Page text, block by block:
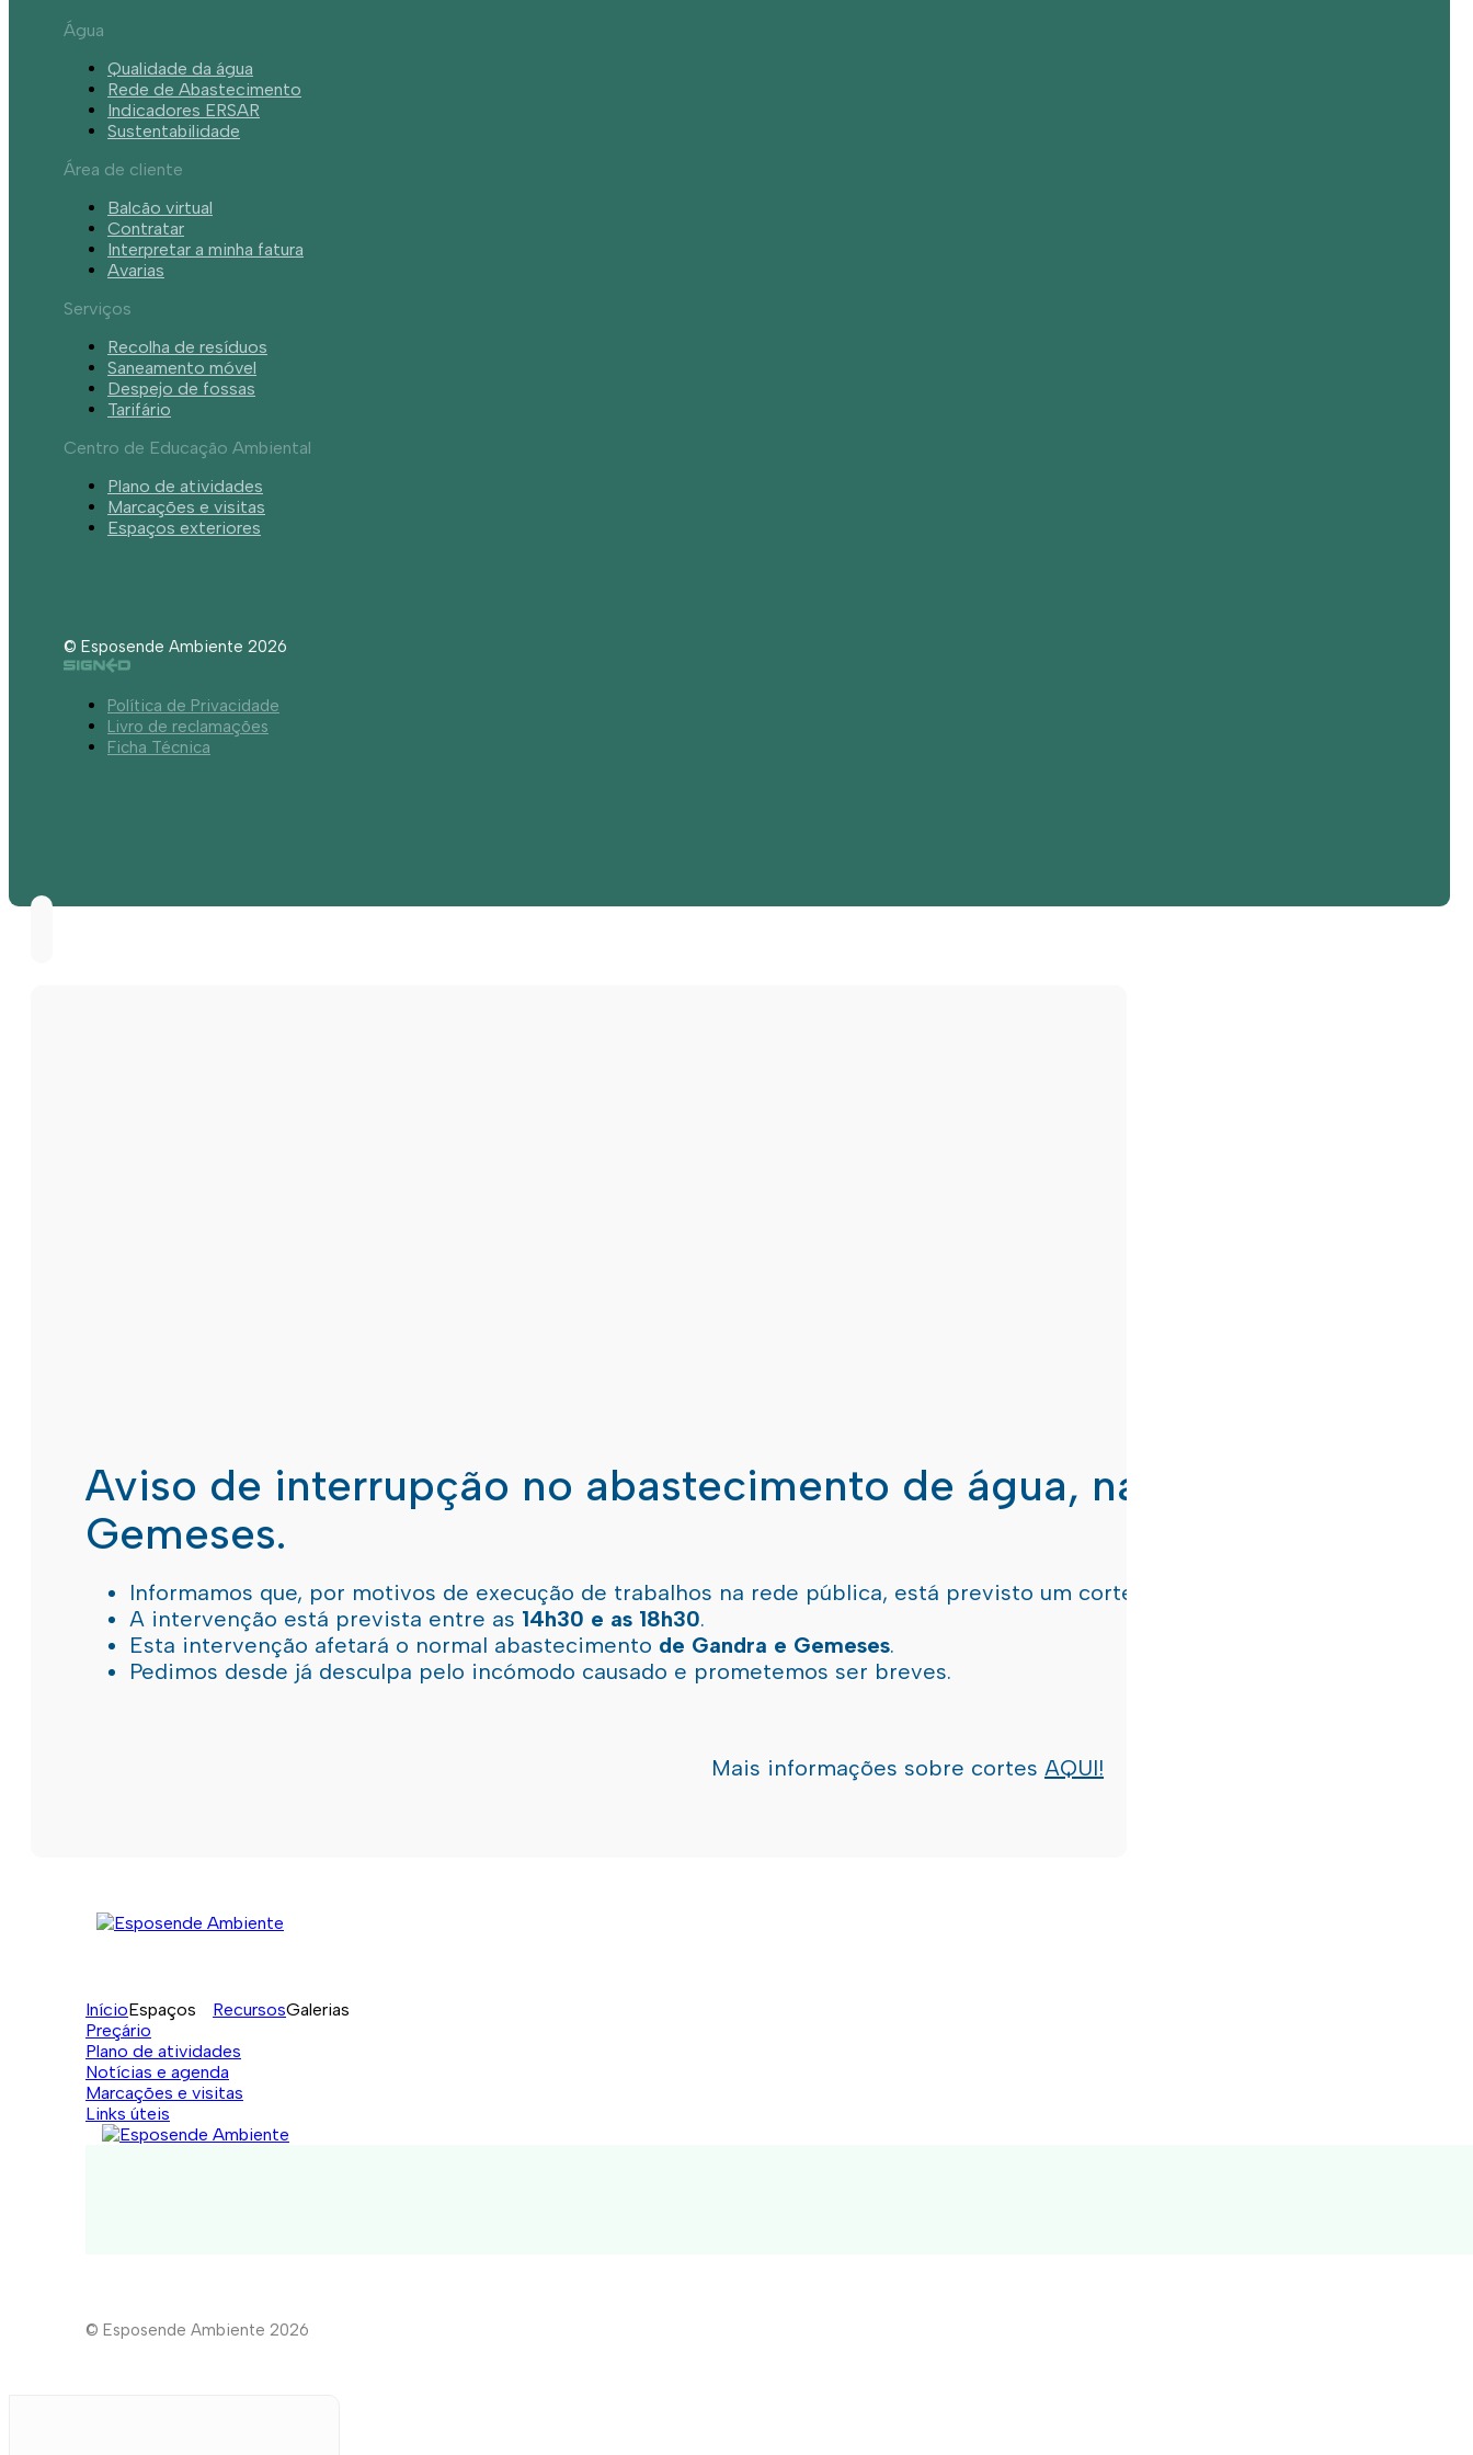
Água
Qualidade da água
Rede de Abastecimento
Indicadores ERSAR
Sustentabilidade
Área de cliente
Balcão virtual
Contratar
Interpretar a minha fatura
Avarias
Serviços
Recolha de resíduos
Saneamento móvel
Despejo de fossas
Tarifário
Centro de Educação Ambiental
Plano de atividades
Marcações e visitas
Espaços exteriores
© Esposende Ambiente 2026
Política de Privacidade
Livro de reclamações
Ficha Técnica
Aviso de interrupção no abastecimento de água, nas freguesias de
Gemeses.
Informamos que, por motivos de execução de trabalhos na rede pública, está previsto um corte de água
A intervenção está prevista entre as 14h30 e as 18h30.
Esta intervenção afetará o normal abastecimento de Gandra e Gemeses.
Pedimos desde já desculpa pelo incómodo causado e prometemos ser breves.
Mais informações sobre cortes AQUI!
InícioEspaços RecursosGalerias
Preçário
Plano de atividades
Notícias e agenda
Marcações e visitas
Links úteis
© Esposende Ambiente 2026